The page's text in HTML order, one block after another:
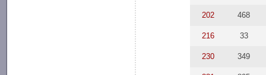
202 468
216 33
230 349